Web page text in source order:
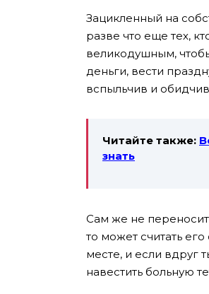
Зацикленный на
разве что еще тех,
великодушным,
деньги, вести
вспыльчив и
Читайте также:
знать
Сам же не
то может считать
месте, и если вдруг
навестить больную